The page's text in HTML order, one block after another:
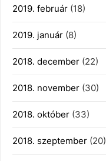
2019. február (18)
2019. január (8)
2018. december (22)
2018. november (30)
2018. október (33)
2018. szeptember (20)